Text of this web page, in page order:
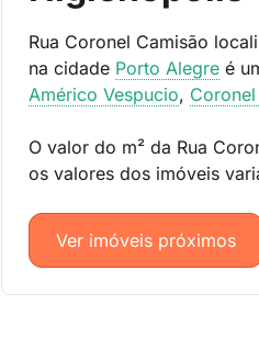
Rua Coronel Camisão
na cidade Porto Alegre é
Américo Vespucio,
O valor do m² da Rua
os valores dos imóveis
Ver imóveis próximos